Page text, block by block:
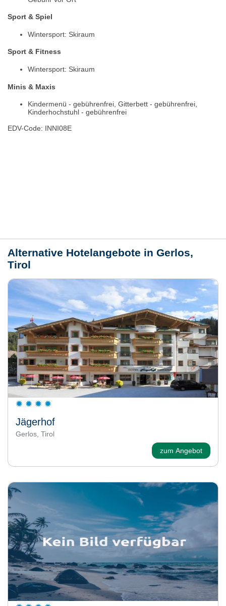
Sport & Spiel
Wintersport: Skiraum
Sport & Fitness
Wintersport: Skiraum
Minis & Maxis
Kindermenü - gebührenfrei, Gitterbett - gebührenfrei,
Kinderhochstuhl - gebührenfrei
EDV-Code: INNI08E
Alternative Hotelangebote in Gerlos,
Tirol
Jägerhof
Gerlos, Tirol
zum Angebot